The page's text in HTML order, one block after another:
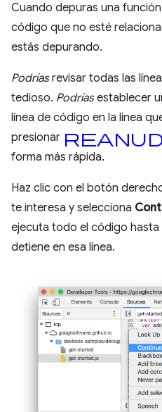
Cuando depuras una
código que no esté
estás depurando.
Podríasrevisar todas las
tedioso. Podríasestablecer
línea de código en la línea
presionar
forma más rápida.
Haz clic con el botón
te interesa y selecciona
ejecuta todo el código hasta
detiene en esa línea.